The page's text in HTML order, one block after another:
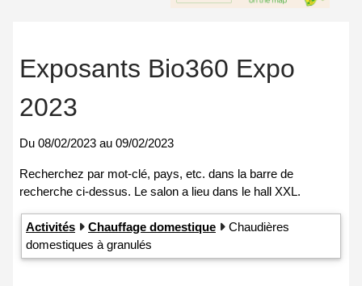
Exposants Bio360 Expo
2023
Du 08/02/2023 au 09/02/2023
Activités Chauffage domestique
Chaudières
domestiques à granulés